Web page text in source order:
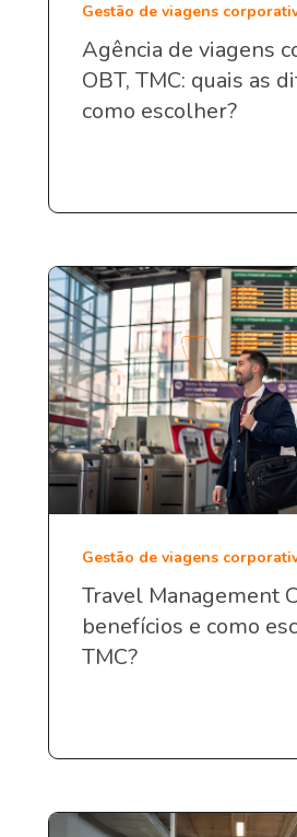
Gestão de viagens
Agência de viagens
OBT, TMC: quais as
como escolher?
Gestão de viagens
Travel Management
benefícios e como
TMC?